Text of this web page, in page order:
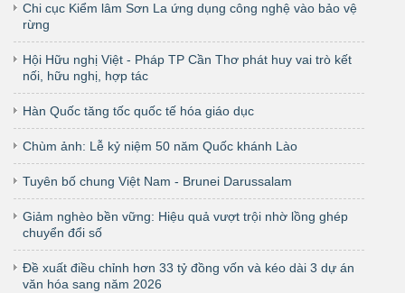
Chi cục Kiểm lâm Sơn La ứng dụng công nghệ vào bảo vệ
rừng
Hội Hữu nghị Việt - Pháp TP Cần Thơ phát huy vai trò kết
nối, hữu nghị, hợp tác
Hàn Quốc tăng tốc quốc tế hóa giáo dục
Chùm ảnh: Lễ kỷ niệm 50 năm Quốc khánh Lào
Tuyên bố chung Việt Nam - Brunei Darussalam
Giảm nghèo bền vững: Hiệu quả vượt trội nhờ lồng ghép
chuyển đổi số
Đề xuất điều chỉnh hơn 33 tỷ đồng vốn và kéo dài 3 dự án
văn hóa sang năm 2026